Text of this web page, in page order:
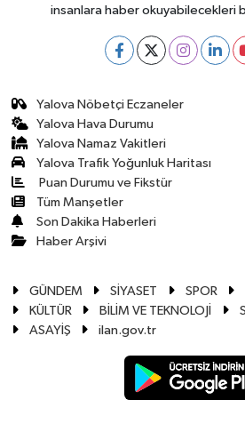
insanlara haber okuyabilecekleri
Yalova Nöbetçi Eczaneler
Yalova Hava Durumu
Yalova Namaz Vakitleri
Yalova Trafik Yoğunluk Haritası
Puan Durumu ve Fikstür
Tüm Manşetler
Son Dakika Haberleri
Haber Arşivi
GÜNDEM SİYASET SPOR
KÜLTÜR
BİLİM VE TEKNOLOJİ
ASAYİŞ
ilan.gov.tr